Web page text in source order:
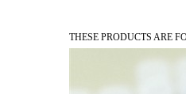
THESE PRODUCTS ARE